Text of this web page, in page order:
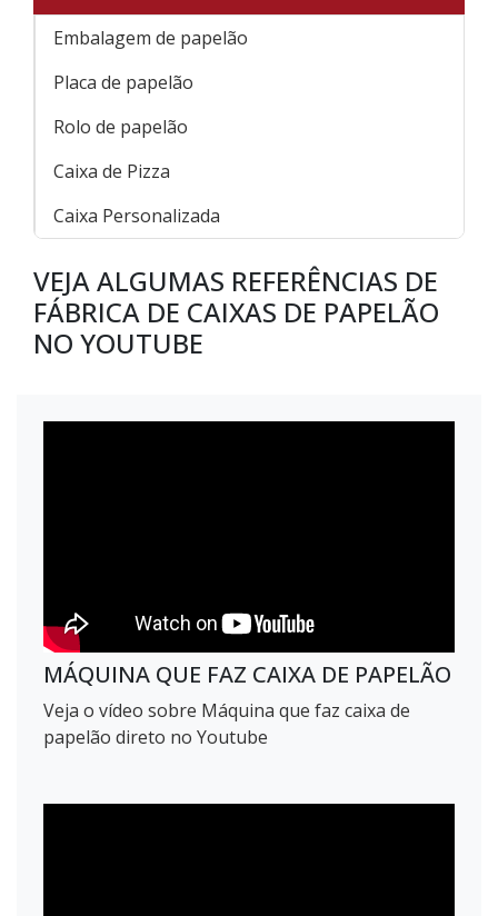
Embalagem de papelão
Placa de papelão
Rolo de papelão
Caixa de Pizza
Caixa Personalizada
VEJA ALGUMAS REFERÊNCIAS DE
FÁBRICA DE CAIXAS DE PAPELÃO
NO YOUTUBE
MÁQUINA QUE FAZ CAIXA DE PAPELÃO
Veja o vídeo sobre Máquina que faz caixa de
papelão direto no Youtube